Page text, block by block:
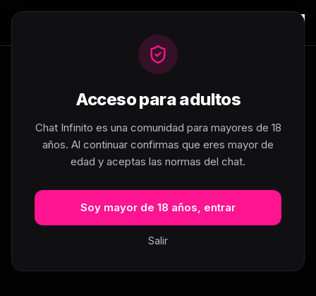
Acceso para adultos
Chat Infinito es una comunidad para mayores de 18
años. Al continuar confirmas que eres mayor de
edad y aceptas las normas del chat.
Soy mayor de 18 años, entrar
Salir
404
Esta sala no existe... pero hay
muchas más
La página que buscas no se ha encontrado.
Busca tu sala de chat o explora las categorías